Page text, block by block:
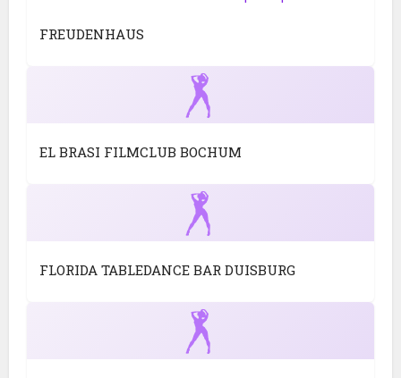
FREUDENHAUS
EL BRASI FILMCLUB BOCHUM
FLORIDA TABLEDANCE BAR DUISBURG